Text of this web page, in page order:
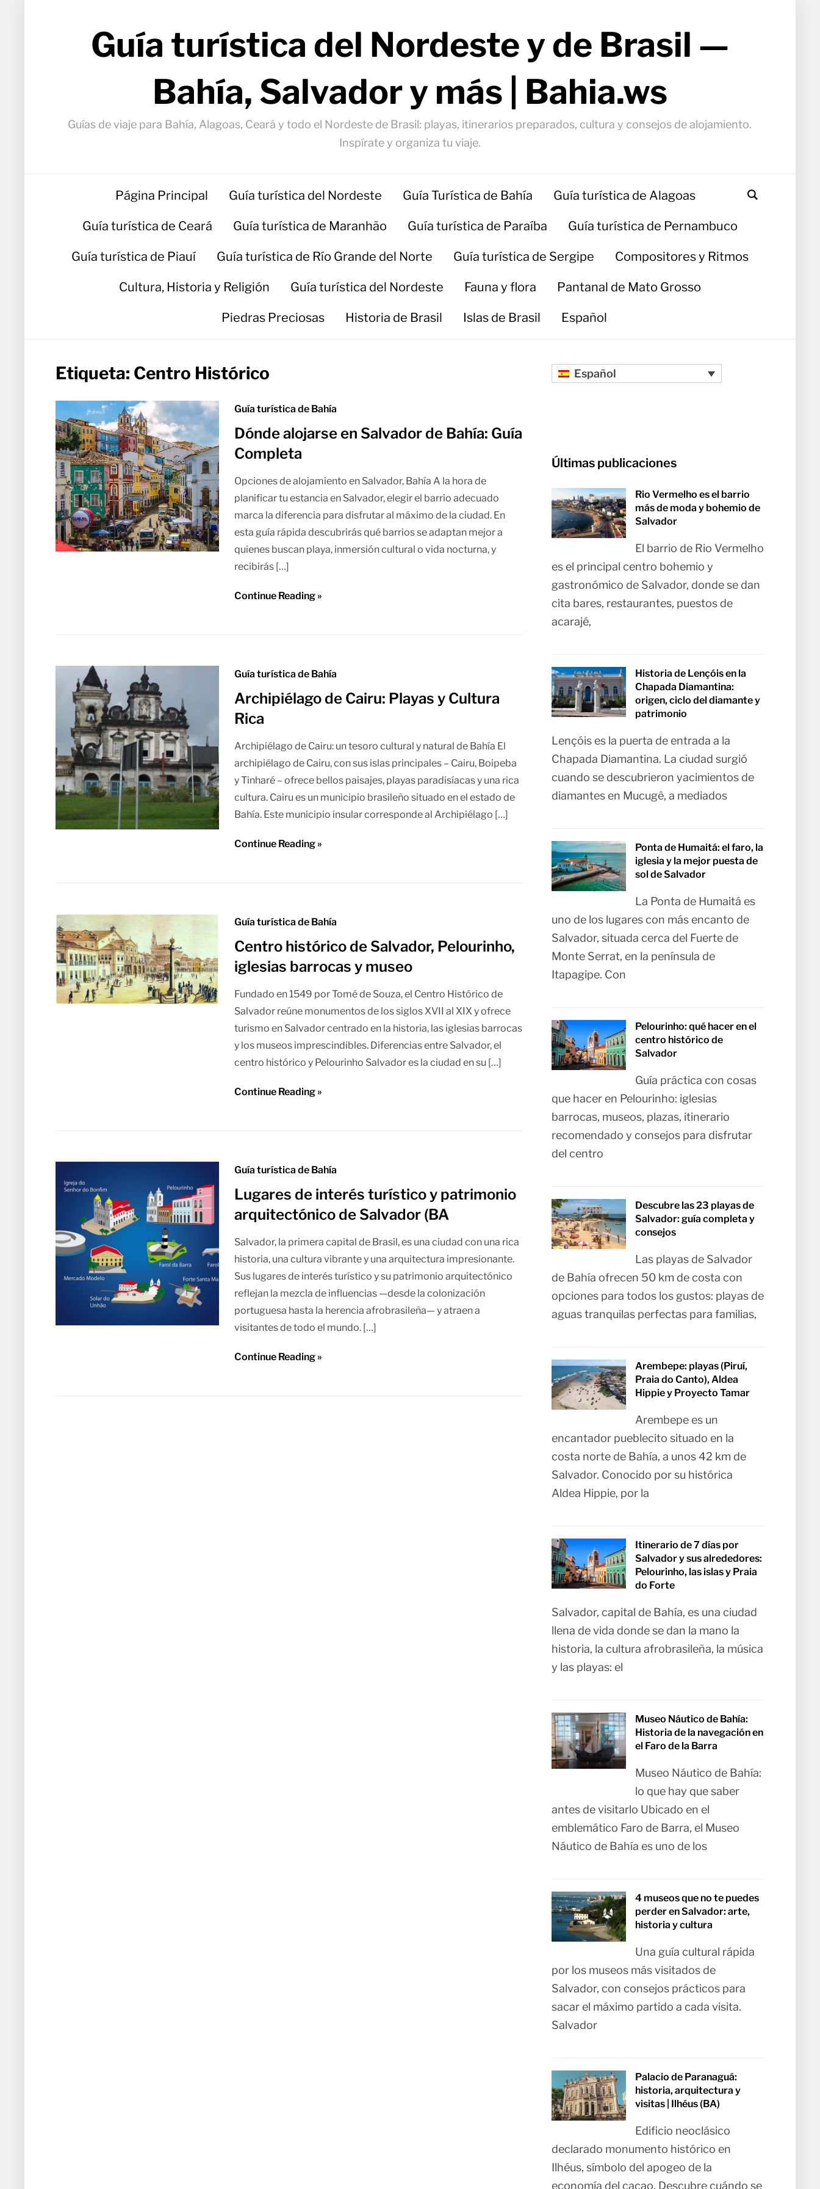
Guía turística del Nordeste y de Brasil —
Bahía, Salvador y más | Bahia.ws
Guías de viaje para Bahía, Alagoas, Ceará y todo el Nordeste de Brasil: playas, itinerarios preparados, cultura y consejos de alojamiento.
Inspírate y organiza tu viaje.
Página Principal Guía turística del Nordeste Guía Turística de Bahía Guía turística de Alagoas
Guía turística de Ceará Guía turística de Maranhão Guía turística de Paraíba Guía turística de Pernambuco
Guía turística de Piauí Guía turística de Río Grande del Norte Guía turística de Sergipe Compositores y Ritmos
Cultura, Historia y Religión Guía turística del Nordeste Fauna y flora Pantanal de Mato Grosso
Piedras Preciosas Historia de Brasil Islas de Brasil Español
Etiqueta: Centro Histórico
Guía turística de Bahía
Dónde alojarse en Salvador de Bahía: Guía
Completa
Opciones de alojamiento en Salvador, Bahía A la hora de
planificar tu estancia en Salvador, elegir el barrio adecuado
marca la diferencia para disfrutar al máximo de la ciudad. En
esta guía rápida descubrirás qué barrios se adaptan mejor a
quienes buscan playa, inmersión cultural o vida nocturna, y
recibirás […]
Continue Reading »
Guía turística de Bahía
Archipiélago de Cairu: Playas y Cultura
Rica
Archipiélago de Cairu: un tesoro cultural y natural de Bahía El
archipiélago de Cairu, con sus islas principales – Cairu, Boipeba
y Tinharé – ofrece bellos paisajes, playas paradisíacas y una rica
cultura. Cairu es un municipio brasileño situado en el estado de
Bahía. Este municipio insular corresponde al Archipiélago […]
Continue Reading »
Guía turística de Bahía
Centro histórico de Salvador, Pelourinho,
iglesias barrocas y museo
Fundado en 1549 por Tomé de Souza, el Centro Histórico de
Salvador reúne monumentos de los siglos XVII al XIX y ofrece
turismo en Salvador centrado en la historia, las iglesias barrocas
y los museos imprescindibles. Diferencias entre Salvador, el
centro histórico y Pelourinho Salvador es la ciudad en su […]
Continue Reading »
Guía turística de Bahía
Lugares de interés turístico y patrimonio
arquitectónico de Salvador (BA
Salvador, la primera capital de Brasil, es una ciudad con una rica
historia, una cultura vibrante y una arquitectura impresionante.
Sus lugares de interés turístico y su patrimonio arquitectónico
reflejan la mezcla de influencias —desde la colonización
portuguesa hasta la herencia afrobrasileña— y atraen a
visitantes de todo el mundo. […]
Continue Reading »
Español
Últimas publicaciones
Rio Vermelho es el barrio
más de moda y bohemio de
Salvador
El barrio de Rio Vermelho
es el principal centro bohemio y
gastronómico de Salvador, donde se dan
cita bares, restaurantes, puestos de
acarajé,
Historia de Lençóis en la
Chapada Diamantina:
origen, ciclo del diamante y
patrimonio
Lençóis es la puerta de entrada a la
Chapada Diamantina. La ciudad surgió
cuando se descubrieron yacimientos de
diamantes en Mucugê, a mediados
Ponta de Humaitá: el faro, la
iglesia y la mejor puesta de
sol de Salvador
La Ponta de Humaitá es
uno de los lugares con más encanto de
Salvador, situada cerca del Fuerte de
Monte Serrat, en la península de
Itapagipe. Con
Pelourinho: qué hacer en el
centro histórico de
Salvador
Guía práctica con cosas
que hacer en Pelourinho: iglesias
barrocas, museos, plazas, itinerario
recomendado y consejos para disfrutar
del centro
Descubre las 23 playas de
Salvador: guía completa y
consejos
Las playas de Salvador
de Bahía ofrecen 50 km de costa con
opciones para todos los gustos: playas de
aguas tranquilas perfectas para familias,
Arembepe: playas (Piruí,
Praia do Canto), Aldea
Hippie y Proyecto Tamar
Arembepe es un
encantador pueblecito situado en la
costa norte de Bahía, a unos 42 km de
Salvador. Conocido por su histórica
Aldea Hippie, por la
Itinerario de 7 días por
Salvador y sus alrededores:
Pelourinho, las islas y Praia
do Forte
Salvador, capital de Bahía, es una ciudad
llena de vida donde se dan la mano la
historia, la cultura afrobrasileña, la música
y las playas: el
Museo Náutico de Bahía:
Historia de la navegación en
el Faro de la Barra
Museo Náutico de Bahía:
lo que hay que saber
antes de visitarlo Ubicado en el
emblemático Faro de Barra, el Museo
Náutico de Bahía es uno de los
4 museos que no te puedes
perder en Salvador: arte,
historia y cultura
Una guía cultural rápida
por los museos más visitados de
Salvador, con consejos prácticos para
sacar el máximo partido a cada visita.
Salvador
Palacio de Paranaguá:
historia, arquitectura y
visitas | Ilhéus (BA)
Edificio neoclásico
declarado monumento histórico en
Ilhéus, símbolo del apogeo de la
economía del cacao. Descubre cuándo se